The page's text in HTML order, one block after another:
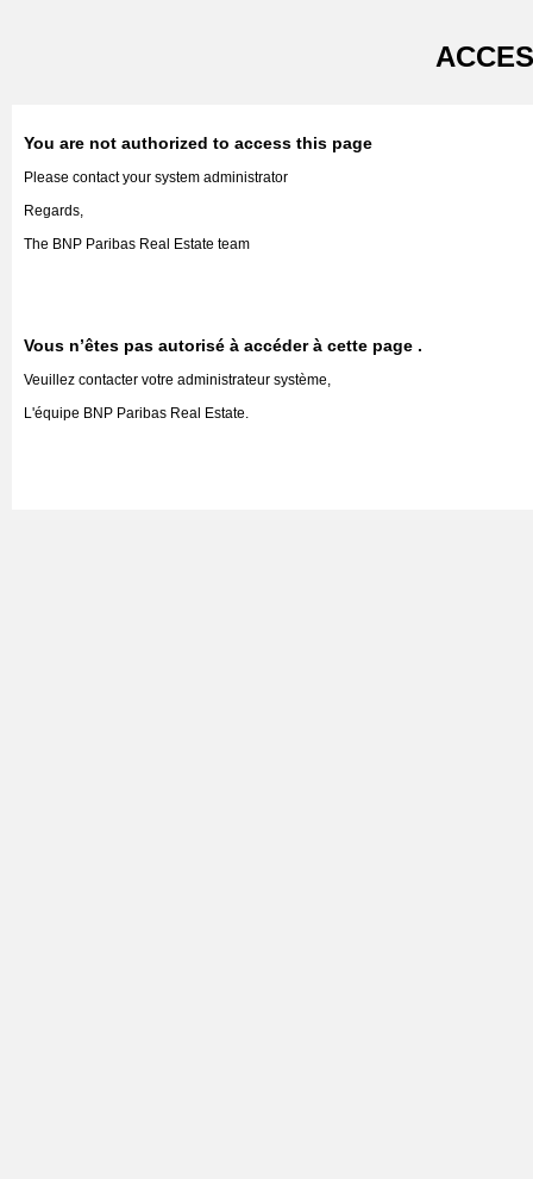
You are not authorized to access this page
Please contact your system administrator
Regards,
The BNP Paribas Real Estate team
Vous n’êtes pas autorisé à accéder à cette page .
Veuillez contacter votre administrateur système,
L'équipe BNP Paribas Real Estate.